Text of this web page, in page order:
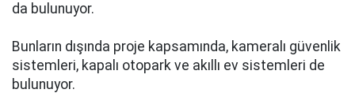
da bulunuyor.
Bunların dışında proje kapsamında, kameralı güvenlik
sistemleri, kapalı otopark ve akıllı ev sistemleri de
bulunuyor.